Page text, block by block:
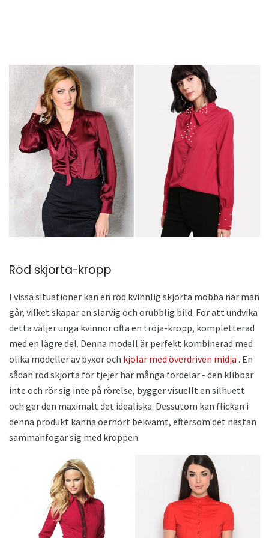
Röd skjorta-kropp
I vissa situationer kan en röd kvinnlig skjorta mobba när man
går, vilket skapar en slarvig och orubblig bild. För att undvika
detta väljer unga kvinnor ofta en tröja-kropp, kompletterad
med en lägre del. Denna modell är perfekt kombinerad med
olika modeller av byxor och kjolar med överdriven midja . En
sådan röd skjorta för tjejer har många fördelar - den klibbar
inte och rör sig inte på rörelse, bygger visuellt en silhuett
och ger den maximalt det idealiska. Dessutom kan flickan i
denna produkt känna oerhört bekvämt, eftersom det nästan
sammanfogar sig med kroppen.